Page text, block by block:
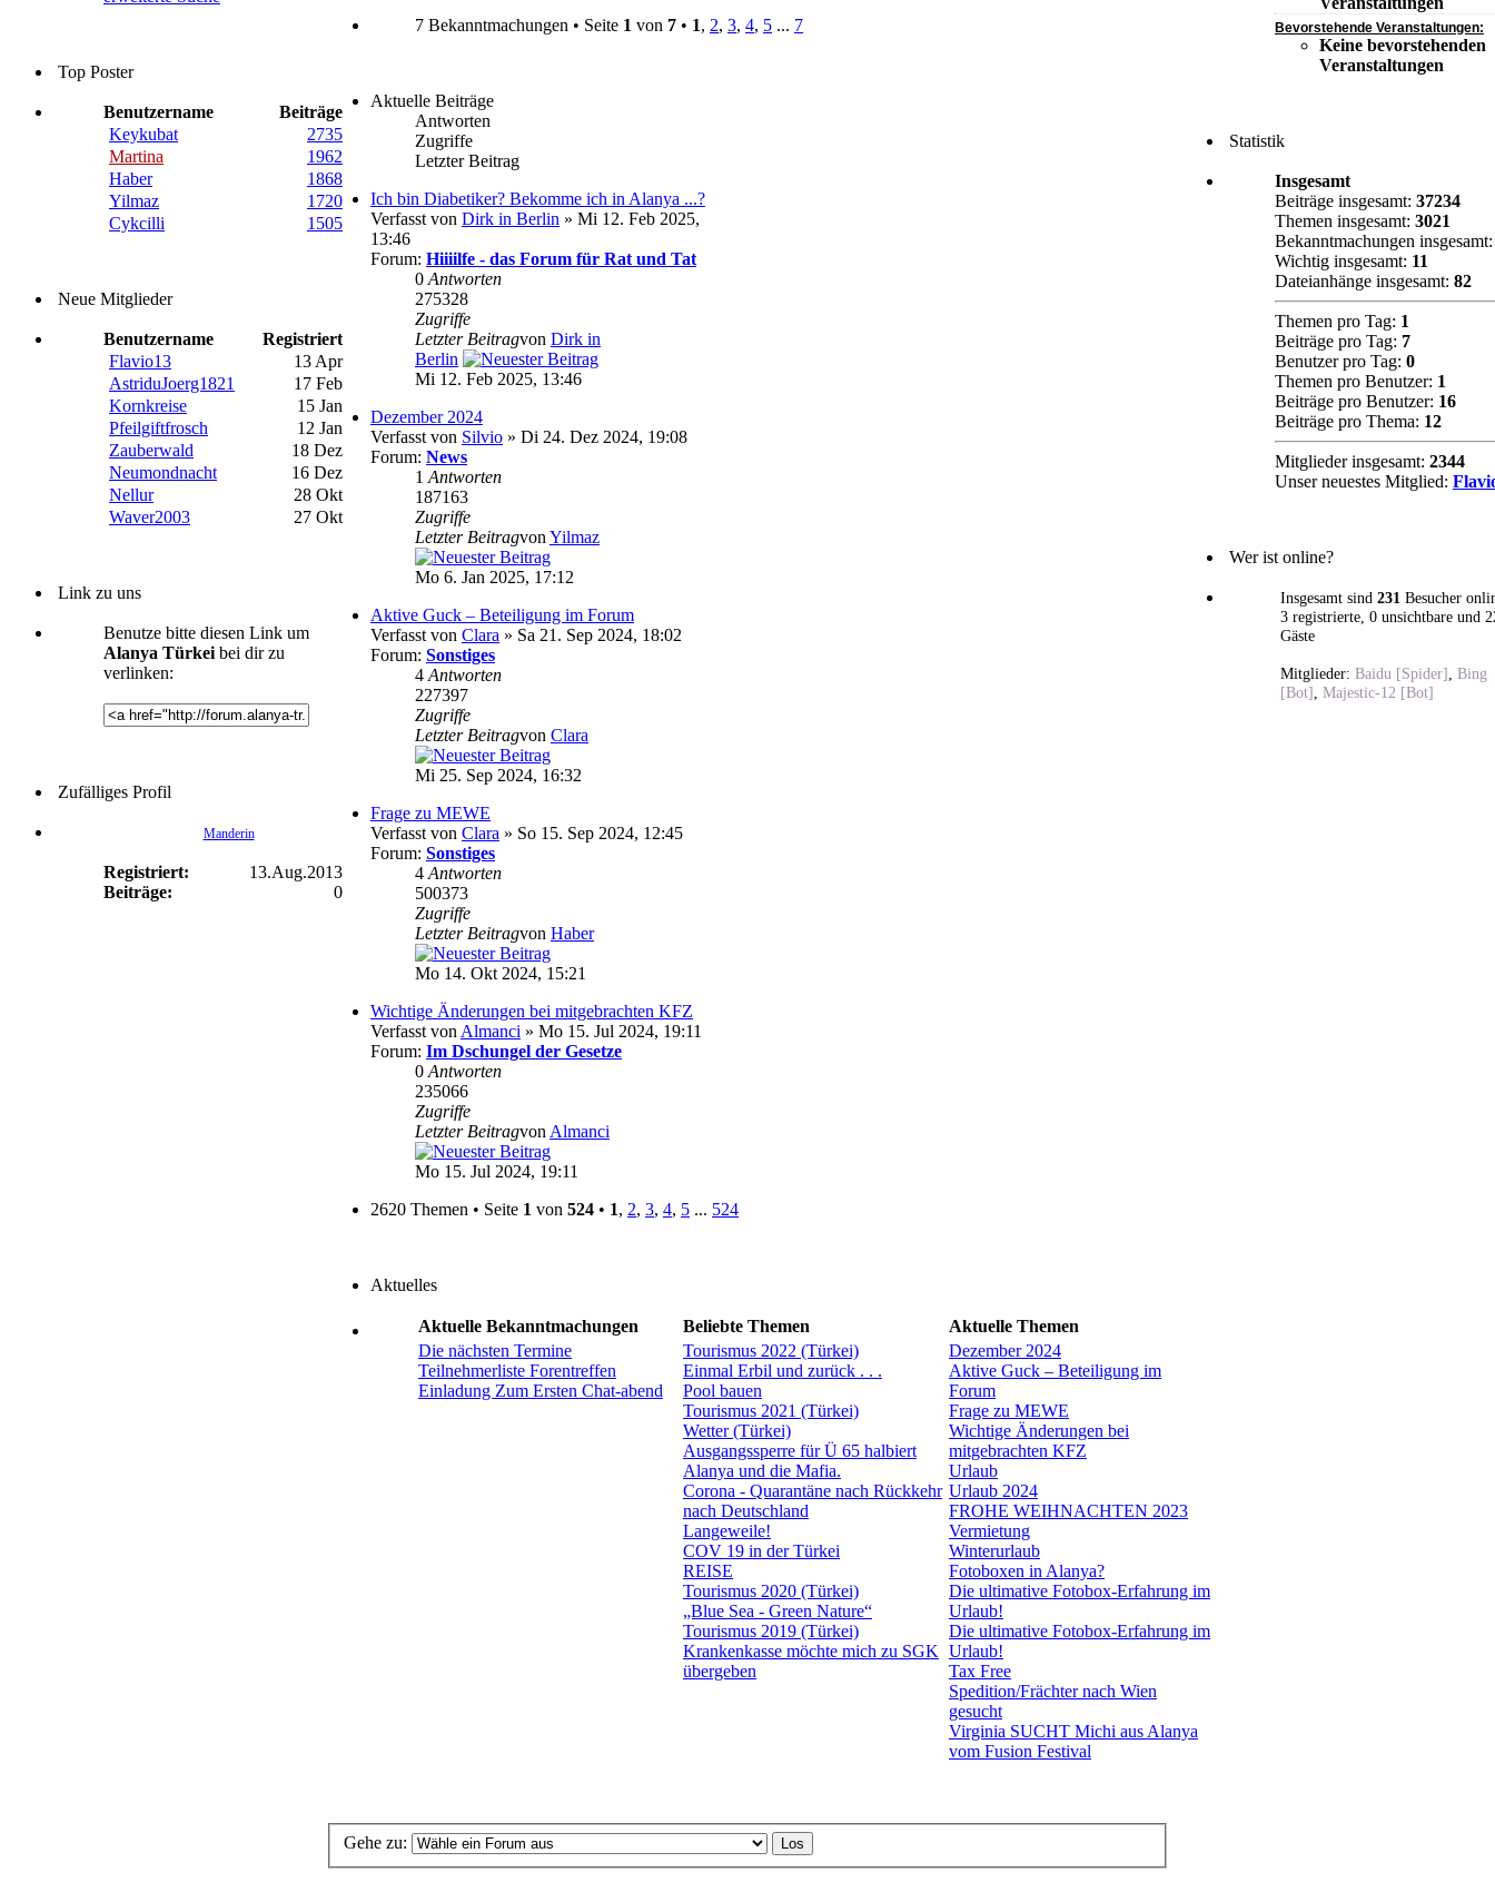
Top Poster
Benutzername
Beiträge
Keykubat
2735
Martina
1962
Haber
1868
Yilmaz
1720
Cykcilli
1505
Neue Mitglieder
Benutzername
Registriert
Flavio13
13 Apr
AstriduJoerg1821
17 Feb
Kornkreise
15 Jan
Pfeilgiftfrosch
12 Jan
Zauberwald
18 Dez
Neumondnacht
16 Dez
Nellur
28 Okt
Waver2003
27 Okt
Link zu uns
Benutze bitte diesen Link um
Alanya Türkei bei dir zu
verlinken:
Zufälliges Profil
Manderin
Registriert:
13.Aug.2013
Beiträge:
0
7 Bekanntmachungen • Seite 1 von 7 • 1, 2, 3, 4, 5 ... 7
Aktuelle Beiträge
Antworten
Zugriffe
Letzter Beitrag
Ich bin Diabetiker? Bekomme ich in Alanya ...?
Verfasst von Dirk in Berlin » Mi 12. Feb 2025,
13:46
Forum: Hiiiilfe - das Forum für Rat und Tat
0Antworten
275328
Zugriffe
Letzter Beitragvon Dirk in
Berlin
Mi 12. Feb 2025, 13:46
Dezember 2024
Verfasst von Silvio » Di 24. Dez 2024, 19:08
Forum: News
1Antworten
187163
Zugriffe
Letzter BeitragvonYilmaz
Mo 6. Jan 2025, 17:12
Aktive Guck – Beteiligung im Forum
Verfasst von Clara » Sa 21. Sep 2024, 18:02
Forum: Sonstiges
4Antworten
227397
Zugriffe
Letzter Beitragvon Clara
Mi 25. Sep 2024, 16:32
Frage zu MEWE
Verfasst von Clara » So 15. Sep 2024, 12:45
Forum: Sonstiges
4Antworten
500373
Zugriffe
Letzter Beitragvon Haber
Mo 14. Okt 2024, 15:21
Wichtige Änderungen bei mitgebrachten KFZ
Verfasst vonAlmanci » Mo 15. Jul 2024, 19:11
Forum: Im Dschungel der Gesetze
0Antworten
235066
Zugriffe
Letzter BeitragvonAlmanci
Mo 15. Jul 2024, 19:11
2620 Themen • Seite 1 von 524 • 1, 2, 3, 4, 5 ... 524
Aktuelles
Aktuelle Bekanntmachungen Beliebte Themen
Aktuelle Themen
Die nächsten Termine
Teilnehmerliste Forentreffen
Einladung Zum Ersten Chat-abend
Tourismus 2022 (Türkei)
Einmal Erbil und zurück . . .
Pool bauen
Tourismus 2021 (Türkei)
Wetter (Türkei)
Ausgangssperre für Ü 65 halbiert
Alanya und die Mafia.
Corona - Quarantäne nach Rückkehr
nach Deutschland
Langeweile!
COV 19 in der Türkei
REISE
Tourismus 2020 (Türkei)
„Blue Sea - Green Nature“
Tourismus 2019 (Türkei)
Krankenkasse möchte mich zu SGK
übergeben
Dezember 2024
Aktive Guck – Beteiligung im
Forum
Frage zu MEWE
Wichtige Änderungen bei
mitgebrachten KFZ
Urlaub
Urlaub 2024
FROHE WEIHNACHTEN 2023
Vermietung
Winterurlaub
Fotoboxen in Alanya?
Die ultimative Fotobox-Erfahrung im
Urlaub!
Die ultimative Fotobox-Erfahrung im
Urlaub!
Tax Free
Spedition/Frächter nach Wien
gesucht
Virginia SUCHT Michi aus Alanya
vom Fusion Festival
Gehe zu:
Bevorstehende Veranstaltungen:
Keine bevorstehenden
Veranstaltungen
Statistik
Insgesamt
Beiträge insgesamt: 37234
Themen insgesamt: 3021
Bekanntmachungen
Wichtig insgesamt: 11
Dateianhänge insgesamt: 82
Themen pro Tag: 1
Beiträge pro Tag: 7
Benutzer pro Tag: 0
Themen pro Benutzer: 1
Beiträge pro Benutzer: 16
Beiträge pro Thema: 12
Mitglieder insgesamt: 2344
Unser neuestes Mitglied:
Wer ist online?
Insgesamt sind 231 Besucher
3 registrierte, 0 unsichtbare und
Gäste
Mitglieder: Baidu [Spider] Bing
[Bot] Majestic-12 [Bot]